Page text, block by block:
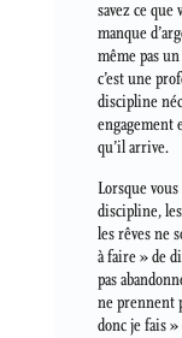
savez ce que
manque
même pas
c’est une
discipline
engagement
qu’il arrive.
Lorsque
discipline,
les rêves ne
à faire » de
pas
ne prennent
donc je fais